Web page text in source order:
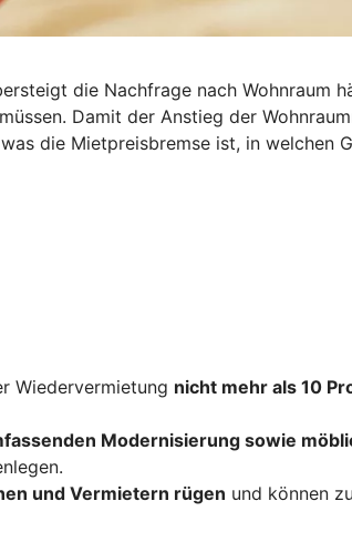
die Nachfrage nach Wohnraum
Damit der Anstieg der
die Mietpreisbremse ist, in welchen
Wiedervermietung nicht mehr als 10
Modernisierung sowie
und Vermietern rügen und können